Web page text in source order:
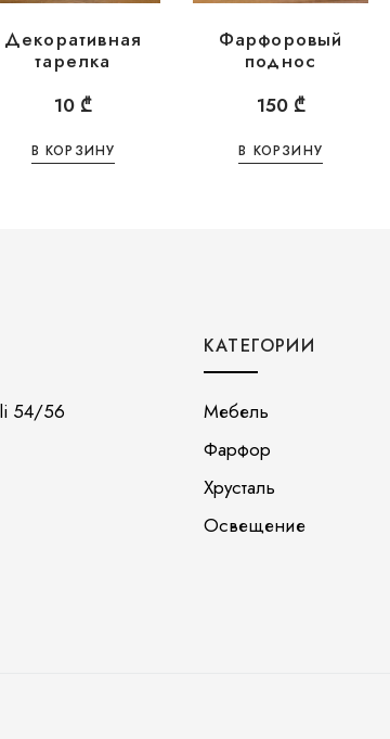
Декоративная
тарелка
10 ₾
В КОРЗИНУ
Фарфоровый
поднос
150 ₾
В КОРЗИНУ
54/56
КАТЕГОРИИ
Мебель
Фарфор
Хрусталь
Освещение